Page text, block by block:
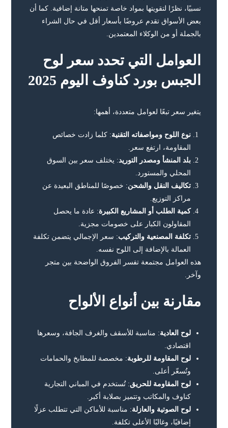
نسبيًا، نظرًا لتقويتها بمواد خاصة تمنحها متانة إضافية. كما أن
بعض الأسواق تقدم عروضًا بأسعار أقل في حال الشراء
بالجملة أو من الوكلاء المعتمدين.
العوامل التي تحدد سعر لوح
الجبس بورد كناوف اليوم 2025
يتغير سعر تبعًا لعوامل متعددة، أهمها:
نوع اللوح ومواصفاته التقنية: كلما زادت خصائص
المقاومة، ارتفع سعر.
بلد المنشأ ومصدر التوريد: يختلف سعر بين السوق
المحلي والمستورد.
تكاليف النقل والشحن: خصوصًا للمناطق البعيدة عن
مراكز التوزيع.
كمية الطلب أو المشاريع الكبيرة: عادة ما يحصل
المقاولون الكبار على خصومات مجزية.
تكلفة المصنعية والتركيب: سعر الإجمالي يتضمن تكلفة
العمالة بالإضافة إلى اللوح نفسه.
هذه العوامل مجتمعة تفسر الفروق الواضحة بين متجر
وآخر.
مقارنة بين أنواع الألواح
لوح العادية: مناسبة للأسقف والغرف الجافة، وسعرها
اقتصادي.
لوح المقاومة للرطوبة: مخصصة للمطابخ والحمامات
وتُسعّر أعلى.
لوح المقاومة للحريق: تُستخدم في المباني التجارية
كناوف والمكاتب وتتميز بصلابة أكبر.
لوح الصوتية والعازلة: مناسبة للأماكن التي تتطلب عزلًا
إضافيًا، وغالبًا الأعلى تكلفة.